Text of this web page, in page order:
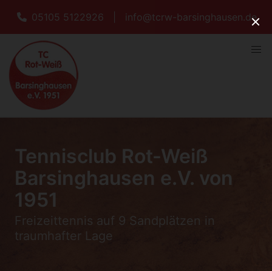
05105 5122926 info@tcrw-barsinghausen.de
Tennisclub Rot-Weiß
Barsinghausen e.V. von
1951
Freizeittennis auf 9 Sandplätzen in
traumhafter Lage